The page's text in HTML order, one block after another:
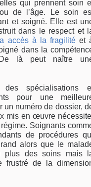
qui prennent soin
de l’âge. Le soin
et soigné. Elle est
dans le respect et
a accès à la fragilitéet
dans la
là peut naître
spécialisations
pour une
un numéro de dossier,
mis en œuvre
Soignants
de procédures
alors que le
plus des soins mais
frustré de la